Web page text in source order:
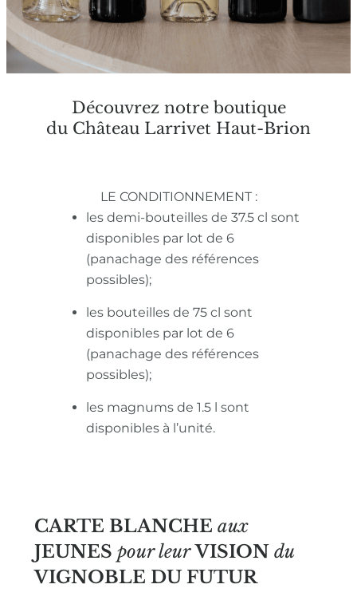
Découvrez notre boutique
du Château Larrivet Haut-Brion
LE CONDITIONNEMENT :
les demi-bouteilles de 37.5 cl sont
disponibles par lot de 6
(panachage des références
possibles);
les bouteilles de 75 cl sont
disponibles par lot de 6
(panachage des références
possibles);
les magnums de 1.5 l sont
disponibles à l’unité.
CARTE BLANCHE aux
JEUNES pour leur VISION du
VIGNOBLE DU FUTUR